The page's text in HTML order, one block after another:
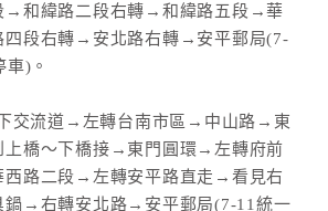
→和緯路二段右轉→和緯路五段→華
段右轉→安北路右轉→安平郵局(7-
)。
交流道→左轉台南市區→中山路→東
上橋～下橋接→東門圓環→左轉府前
路二段→左轉安平路直走→看見右
鍋→右轉安北路→安平郵局(7-11統一